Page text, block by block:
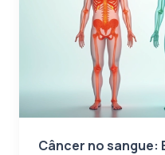
Câncer no sangue: